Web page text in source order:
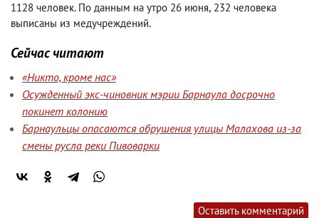
1128 человек. По данным на утро 26 июня, 232 человека
выписаны из медучреждений.
Сейчас читают
«Никто, кроме нас»
Осужденный экс-чиновник мэрии Барнаула досрочно
покинет колонию
Барнаульцы опасаются обрушения улицы Малахова из-за
смены русла реки Пивоварки
Оставить комментарий